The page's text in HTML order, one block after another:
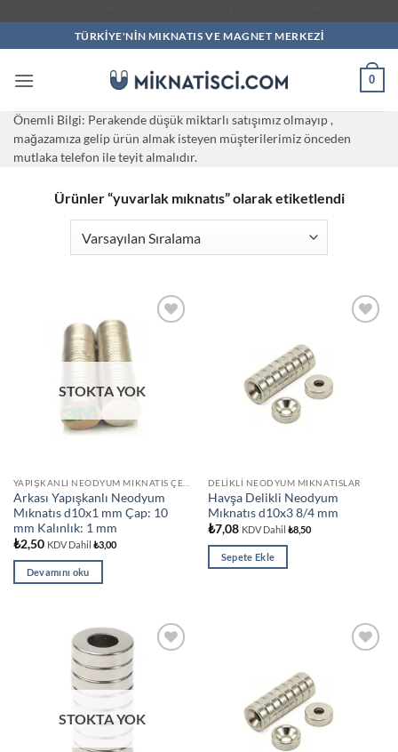
TÜRKİYE'NİN MIKNATIS VE MAGNET MERKEZI
0
Önemli Bilgi: Perakende düşük miktarlı satışımız olmayıp ,
mağazamıza gelip ürün almak isteyen müşterilerimiz önceden
mutlaka telefon ile teyit almalıdır.
Ürünler “yuvarlak mıknatıs” olarak etiketlendi
STOKTA YOK
Arkası Yapışkanlı Neodyum
Mıknatıs d10x1 mm Çap: 10
mm Kalınlık: 1 mm
₺2,50 KDV Dahil ₺3,00
Devamını oku
DELIKLI NEODYUM MIKNATISLAR
Havşa Delikli Neodyum
Mıknatıs d10x3 8/4 mm
₺7,08 KDV Dahil ₺8,50
Sepete Ekle
STOKTA YOK